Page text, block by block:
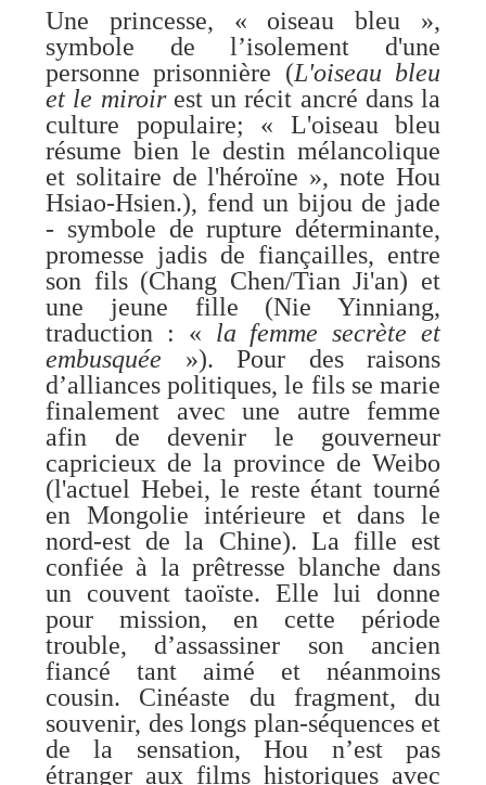
Une princesse, « oiseau bleu »,
symbole de l’isolement d'une
personne prisonnière (L'oiseau bleu
et le miroirest un récit ancré dans la
culture populaire; « L'oiseau bleu
résume bien le destin mélancolique
et solitaire de l'héroïne », note Hou
Hsiao-Hsien.), fend un bijou de jade
- symbole de rupture déterminante,
promesse jadis de fiançailles, entre
son fils (Chang Chen/Tian Ji'an) et
une jeune fille (Nie Yinniang,
traduction : « la femme secrète et
embusquée »). Pour des raisons
d’alliances politiques, le fils se marie
finalement avec une autre femme
afin de devenir le gouverneur
capricieux de la province de Weibo
(l'actuel Hebei, le reste étant tourné
en Mongolie intérieure et dans le
nord-est de la Chine). La fille est
confiée à la prêtresse blanche dans
un couvent taoïste. Elle lui donne
pour mission, en cette période
trouble, d’assassiner son ancien
fiancé tant aimé et néanmoins
cousin. Cinéaste du fragment, du
souvenir, des longs plan-séquences et
de la sensation, Hou n’est pas
étranger aux films historiques avec